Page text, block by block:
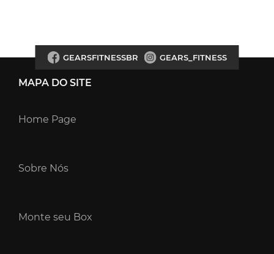
GEARSFITNESSBR GEARS_FITNESS
MAPA DO SITE
Home Page
Sobre Nós
Monte seu Box